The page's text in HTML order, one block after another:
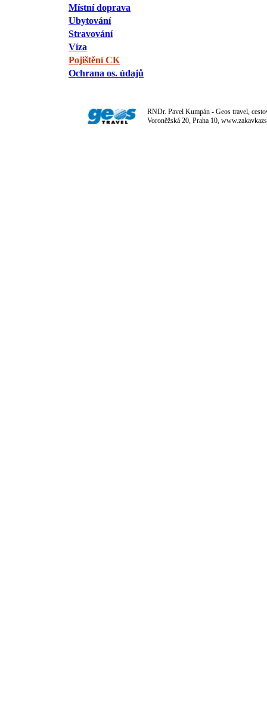
Místní doprava
Ubytování
Stravování
Víza
Pojištění CK
Ochrana os. údajů
RNDr. Pavel Kumpán - Geos travel,
Voroněžská 20, Praha 10,